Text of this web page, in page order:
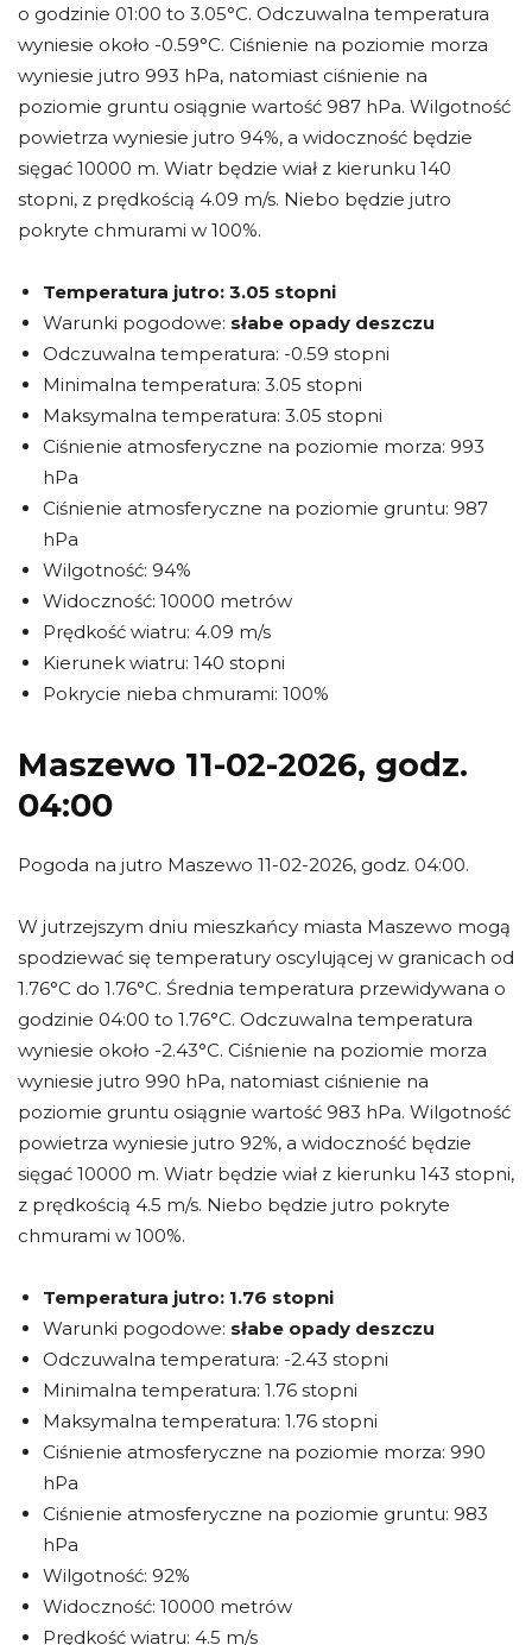
o godzinie 01:00 to 3.05°C. Odczuwalna temperatura
wyniesie około -0.59°C. Ciśnienie na poziomie morza
wyniesie jutro 993 hPa, natomiast ciśnienie na
poziomie gruntu osiągnie wartość 987 hPa. Wilgotność
powietrza wyniesie jutro 94%, a widoczność będzie
sięgać 10000 m. Wiatr będzie wiał z kierunku 140
stopni, z prędkością 4.09 m/s. Niebo będzie jutro
pokryte chmurami w 100%.
Temperatura jutro: 3.05 stopni
Warunki pogodowe: słabe opady deszczu
Odczuwalna temperatura: -0.59 stopni
Minimalna temperatura: 3.05 stopni
Maksymalna temperatura: 3.05 stopni
Ciśnienie atmosferyczne na poziomie morza: 993
hPa
Ciśnienie atmosferyczne na poziomie gruntu: 987
hPa
Wilgotność: 94%
Widoczność: 10000 metrów
Prędkość wiatru: 4.09 m/s
Kierunek wiatru: 140 stopni
Pokrycie nieba chmurami: 100%
Maszewo 11-02-2026, godz.
04:00
Pogoda na jutro Maszewo 11-02-2026, godz. 04:00.
W jutrzejszym dniu mieszkańcy miasta Maszewo mogą
spodziewać się temperatury oscylującej w granicach od
1.76°C do 1.76°C. Średnia temperatura przewidywana o
godzinie 04:00 to 1.76°C. Odczuwalna temperatura
wyniesie około -2.43°C. Ciśnienie na poziomie morza
wyniesie jutro 990 hPa, natomiast ciśnienie na
poziomie gruntu osiągnie wartość 983 hPa. Wilgotność
powietrza wyniesie jutro 92%, a widoczność będzie
sięgać 10000 m. Wiatr będzie wiał z kierunku 143 stopni,
z prędkością 4.5 m/s. Niebo będzie jutro pokryte
chmurami w 100%.
Temperatura jutro: 1.76 stopni
Warunki pogodowe: słabe opady deszczu
Odczuwalna temperatura: -2.43 stopni
Minimalna temperatura: 1.76 stopni
Maksymalna temperatura: 1.76 stopni
Ciśnienie atmosferyczne na poziomie morza: 990
hPa
Ciśnienie atmosferyczne na poziomie gruntu: 983
hPa
Wilgotność: 92%
Widoczność: 10000 metrów
Prędkość wiatru: 4.5 m/s